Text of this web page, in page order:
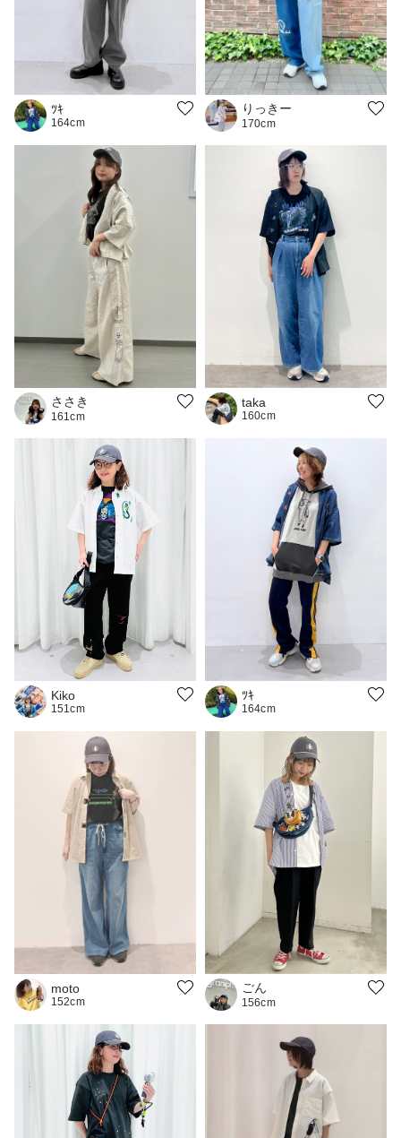
ﾂｷ
164cm
りっきー
170cm
ささき
161cm
taka
160cm
Kiko
151cm
ﾂｷ
164cm
moto
152cm
ごん
156cm